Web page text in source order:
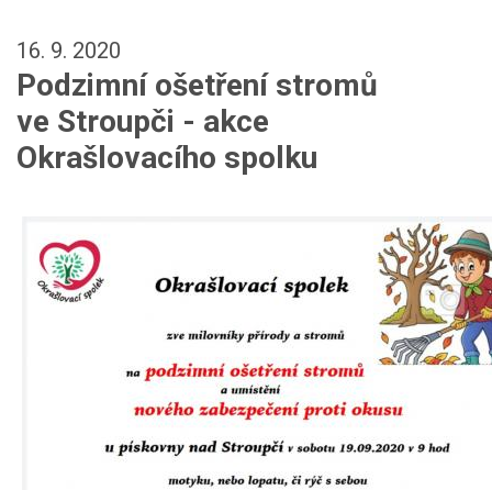
16. 9. 2020
Podzimní ošetření stromů
ve Stroupči - akce
Okrašlovacího spolku